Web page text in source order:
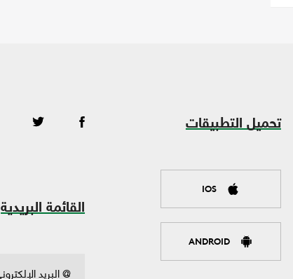
تحميل التطبيقات
IOS
ANDROID
القائمة البريدية